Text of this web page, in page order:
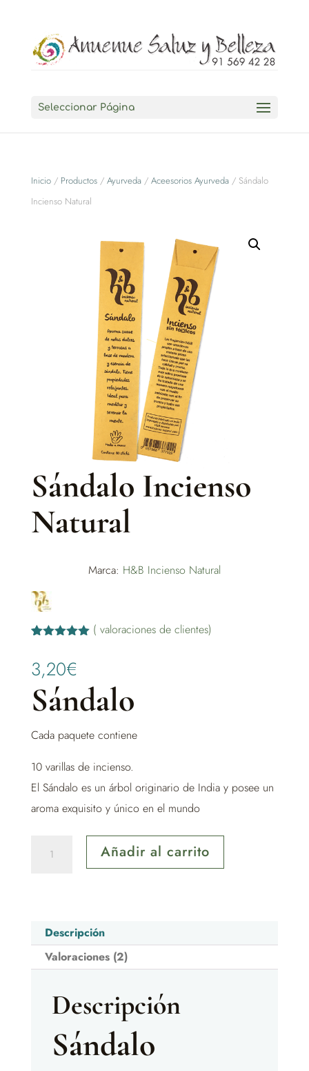
Seleccionar Página
Inicio/ Productos/ Ayurveda/ Aceesorios Ayurveda/ Sándalo
Incienso Natural
Sándalo Incienso
Natural
Marca: H&B Incienso Natural
5 en base
a
valoracione
s de
clientes
( valoraciones de clientes)
3,20€
Sándalo
Cada paquete contiene
10 varillas de incienso.
El Sándalo es un árbol originario de India y posee un
aroma exquisito y único en el mundo
Añadir al carrito
Descripción
Valoraciones (2)
Descripción
Sándalo